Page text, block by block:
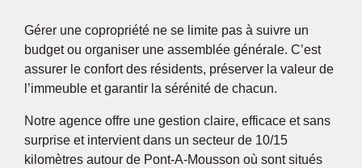
Gérer une copropriété ne se limite pas à suivre un
budget ou organiser une assemblée générale. C’est
assurer le confort des résidents, préserver la valeur de
l’immeuble et garantir la sérénité de chacun.
Notre agence offre une gestion claire, efficace et sans
surprise et intervient dans un secteur de 10/15
kilomètres autour de Pont-A-Mousson où sont situés